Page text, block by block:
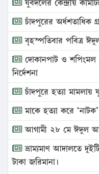
যুবদলের কেন্দ্রীয়
চাঁদপুরের অর্ধশতাধিক
বৃহস্পতিবার পবিত্র
দোকানপাট ও শপিংমল
নির্দেশনা
চাঁদপুরে হত্যা মামলায়
মাকে হত্যা করে
আগামী ২৮ মে ঈদুল
ভ্রাম্যমাণ আদালতে দুইটি
টাকা জরিমানা।